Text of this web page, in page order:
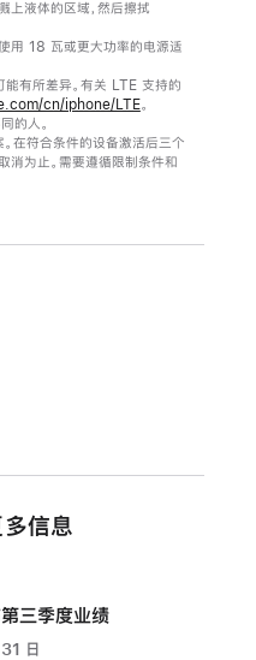
上液体的区域，然后擦拭
用 18 瓦或更大功率的电源适
有所差异。有关 LTE 支持的
cn/iphone/LTE。
的人。
在符合条件的设备激活后三个
消为止。需要遵循限制条件和
信息
三季度业绩
日